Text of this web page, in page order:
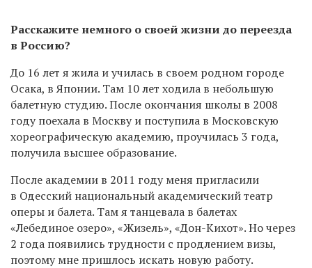
Расскажите немного о своей жизни до переезда
в Россию?
До 16 лет я жила и училась в своем родном городе
Осака, в Японии. Там 10 лет ходила в небольшую
балетную студию. После окончания школы в 2008
году поехала в Москву и поступила в Московскую
хореографическую академию, проучилась 3 года,
получила высшее образование.
После академии в 2011 году меня пригласили
в Одесский национальный академический театр
оперы и балета. Там я танцевала в балетах
«Лебединое озеро», «Жизель», «Дон-Кихот». Но через
2 года появились трудности с продлением визы,
поэтому мне пришлось искать новую работу.